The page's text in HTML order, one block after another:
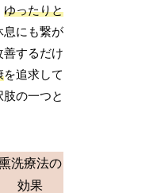
ゆったりと
息にも繋が
善するだけ
を追求して
の一つと
洗療法の
効果